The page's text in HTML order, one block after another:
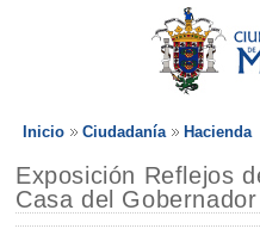
Inicio Ciudadanía Hacienda
Exposición Reflejos
Casa del Gobernador